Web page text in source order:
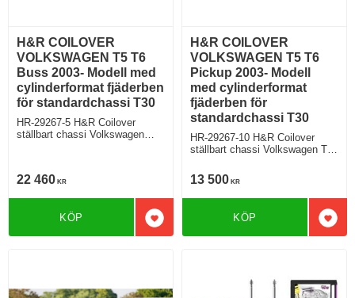
H&R COILOVER
VOLKSWAGEN T5 T6
Buss 2003- Modell med
cylinderformat fjäderben
för standardchassi T30
HR-29267-5 H&R Coilover
ställbart chassi Volkswagen
22 460 KR
Lägg till i favoriter
KÖP
H&R COILOVER
VOLKSWAGEN T5 T6
Pickup 2003- Modell
med cylinderformat
fjäderben för
standardchassi T30
HR-29267-10 H&R Coilover
ställbart chassi Volkswagen T5
50-80 mm
13 500 KR
KÖP